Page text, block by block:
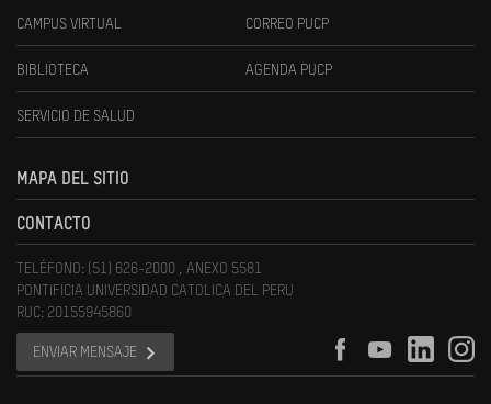
CAMPUS VIRTUAL CORREO PUCP
BIBLIOTECA AGENDA PUCP
SERVICIO DE SALUD
MAPA DEL SITIO
CONTACTO
TELÉFONO: (51) 626-2000 , ANEXO 5581
PONTIFICIA UNIVERSIDAD CATOLICA DEL PERU
RUC: 20155945860
ENVIAR MENSAJE